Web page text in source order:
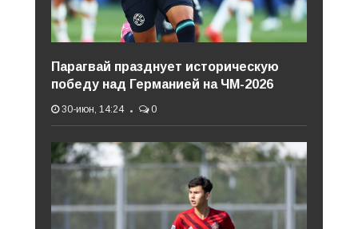
Парагвай празднует историческую
победу над Германией на ЧМ-2026
30-июн, 14:24 0